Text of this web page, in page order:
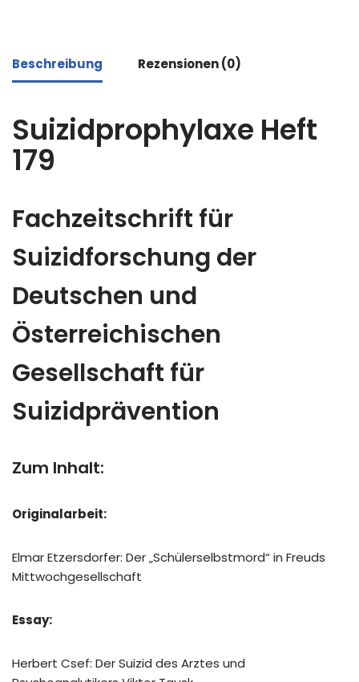
Beschreibung Rezensionen (0)
Suizidprophylaxe Heft
179
Fachzeitschrift für
Suizidforschung der
Deutschen und
Österreichischen
Gesellschaft für
Suizidprävention
Zum Inhalt:
Originalarbeit:
Elmar Etzersdorfer: Der „Schülerselbstmord“ in Freuds
Mittwochgesellschaft
Essay:
Herbert Csef: Der Suizid des Arztes und